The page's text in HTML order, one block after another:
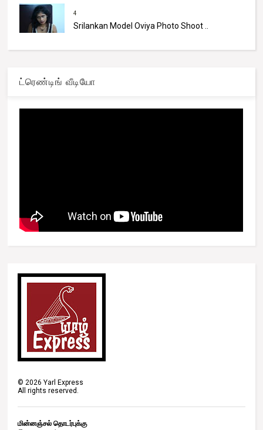
4
Srilankan Model Oviya Photo Shoot ..
ட்ரெண்டிங் வீடியோ
©2026 Yarl Express
All rights reserved.
மின்னஞ்சல் தொடர்புக்கு